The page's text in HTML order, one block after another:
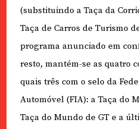
(substituindo a Taça da
Taça de Carros de Turismo
programa anunciado em
resto, mantém-se as quatro
quais três com o selo da
Automóvel (FIA): a Taça do
Taça do Mundo de GT e a